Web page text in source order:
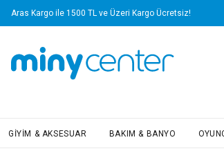
Aras Kargo ile 1500 TL ve Üzeri Kargo Ücretsiz!
GIYIM & AKSESUAR BAKIM & BANYO